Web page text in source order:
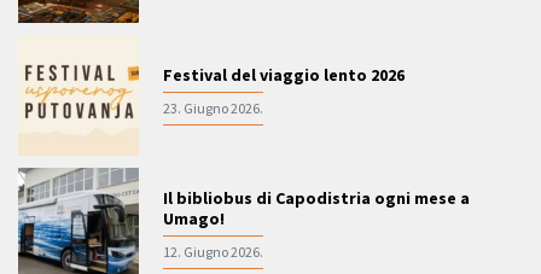
Festival del viaggio lento 2026
23. Giugno 2026.
Il bibliobus di Capodistria ogni mese a
Umago!
12. Giugno 2026.